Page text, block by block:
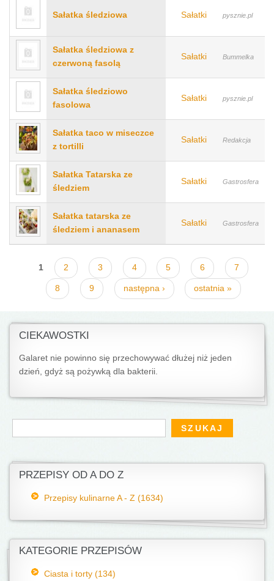
Sałatka śledziowa Sałatki pysznie.pl
Sałatka śledziowa z
czerwoną fasolą
Sałatki Bummelka
Sałatka śledziowo
fasolowa
Sałatki pysznie.pl
Sałatka taco w miseczce
z tortilli
Sałatki Redakcja
Sałatka Tatarska ze
śledziem
Sałatki Gastrosfera
Sałatka tatarska ze
śledziem i ananasem
Sałatki Gastrosfera
Strony1 2 3 4 5 6 7
8 9 następna › ostatnia »
CIEKAWOSTKI
Galaret nie powinno się przechowywać dłużej niż jeden
dzień, gdyż są pożywką dla bakterii.
Formularz wyszukiwania
Szukaj
PRZEPISY OD A DO Z
Przepisy kulinarne A - Z (1634)
KATEGORIE PRZEPISÓW
Ciasta i torty (134)